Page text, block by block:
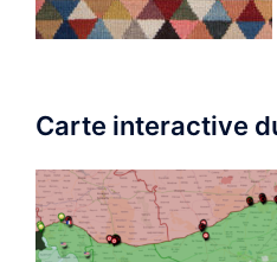
Carte interactive